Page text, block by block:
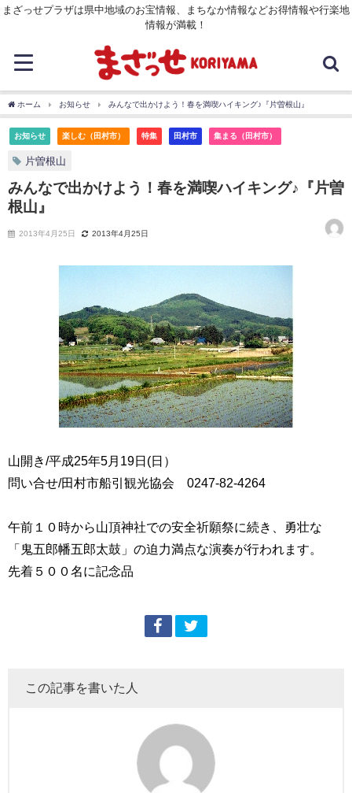
まざっせプラザは県中地域のお宝情報、まちなか情報などお得情報や行楽地
情報が満載！
ホーム お知らせ みんなで出かけよう！春を満喫ハイキング♪『片曽根山』
お知らせ 楽しむ（田村市） 特集 田村市 集まる（田村市）
片曽根山
みんなで出かけよう！春を満喫ハイキング♪『片曽
根山』
2013年4月25日 2013年4月25日
山開き/平成25年5月19日(日）
問い合せ/田村市船引観光協会 0247-82-4264
午前１０時から山頂神社での安全祈願祭に続き、勇壮な
「鬼五郎幡五郎太鼓」の迫力満点な演奏が行われます。
先着５００名に記念品
この記事を書いた人